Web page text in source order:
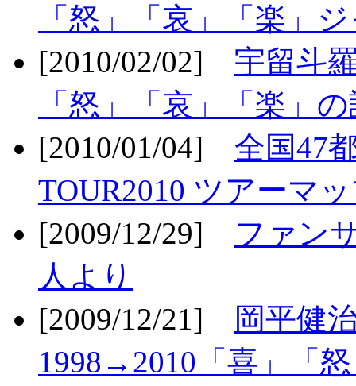
「怒」「哀」「楽」
[2010/02/02] 宇留斗
「怒」「哀」「楽」
[2010/01/04] 全国47
TOUR2010 ツアーマ
[2009/12/29] ファン
人より
[2009/12/21]
岡平健
1998→2010「喜」「